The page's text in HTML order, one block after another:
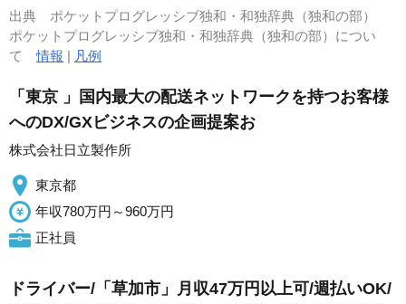
出典 ポケットプログレッシブ独和・和独辞典（独和の部）
ポケットプログレッシブ独和・和独辞典（独和の部）につい
て情報 | 凡例
「東京 」国内最大の配送ネットワークを持つお客様
へのDX/GXビジネスの企画提案お
株式会社日立製作所
東京都
年収780万円～960万円
正社員
ドライバー/「草加市」月収47万円以上可/週払いOK/